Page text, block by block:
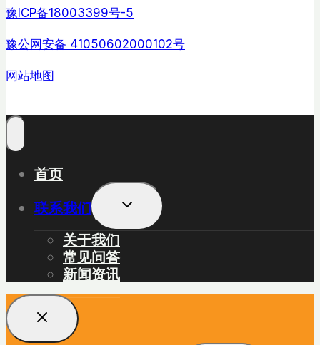
豫ICP备18003399号-5
豫公网安备 41050602000102号
网站地图
首页
联系我们
展
子
菜
单
关于我们
常见问答
新闻资讯